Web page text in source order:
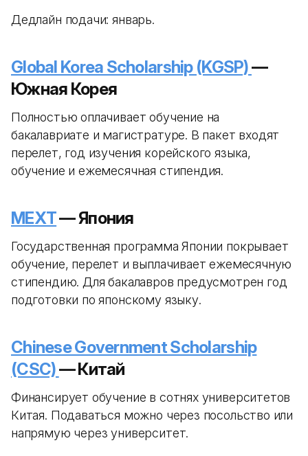
Дедлайн подачи: январь.
Global Korea Scholarship (KGSP)—
Южная Корея
Полностью оплачивает обучение на
бакалавриате и магистратуре. В пакет входят
перелет, год изучения корейского языка,
обучение и ежемесячная стипендия.
MEXT— Япония
Государственная программа Японии покрывает
обучение, перелет и выплачивает ежемесячную
стипендию. Для бакалавров предусмотрен год
подготовки по японскому языку.
Chinese Government Scholarship
(CSC)— Китай
Финансирует обучение в сотнях университетов
Китая. Подаваться можно через посольство или
напрямую через университет.